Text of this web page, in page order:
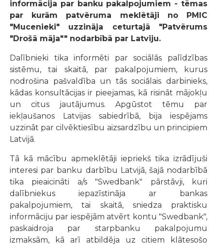
informācija par banku pakalpojumiem - tēmas
par kurām patvēruma meklētāji no PMIC
"Mucenieki" uzzināja ceturtajā "Patvērums
"Drošā māja"" nodarbībā par Latviju.
Dalībnieki tika informēti par sociālās palīdzības
sistēmu, tai skaitā, par pakalpojumiem, kurus
nodrošina pašvaldība un tās sociālais darbinieks,
kādas konsultācijas ir pieejamas, kā risināt mājokļu
un citus jautājumus. Apgūstot tēmu par
iekļaušanos Latvijas sabiedrībā, bija iespējams
uzzināt par cilvēktiesību aizsardzību un principiem
Latvijā.
Tā kā mācību apmeklētāji iepriekš tika izrādījuši
interesi par banku darbību Latvijā, šajā nodarbībā
tika pieaicināti a/s "Swedbank" pārstāvji, kuri
dalībniekus iepazīstināja ar bankas
pakalpojumiem, tai skaitā, sniedza praktisku
informāciju par iespējām atvērt kontu "Swedbank",
paskaidroja par starpbanku pakalpojumu
izmaksām, kā arī atbildēja uz citiem klātesošo